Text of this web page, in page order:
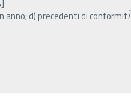
anno; d) precedenti di